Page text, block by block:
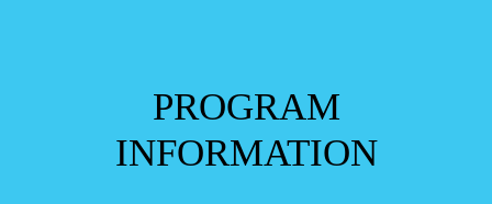
PROGRAM
INFORMATION